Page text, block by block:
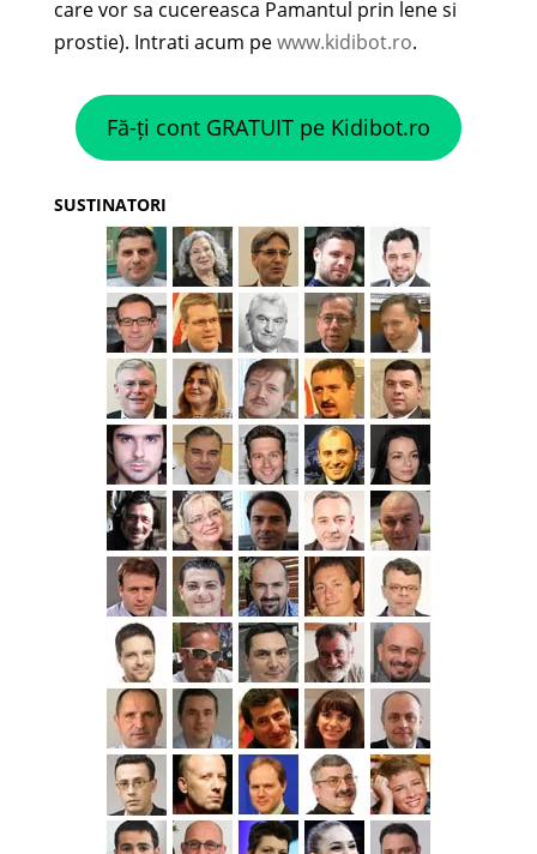
care vor sa cucereasca Pamantul prin lene si
prostie). Intrati acum pewww.kidibot.ro.
Fă-ți cont GRATUIT pe Kidibot.ro
SUSTINATORI